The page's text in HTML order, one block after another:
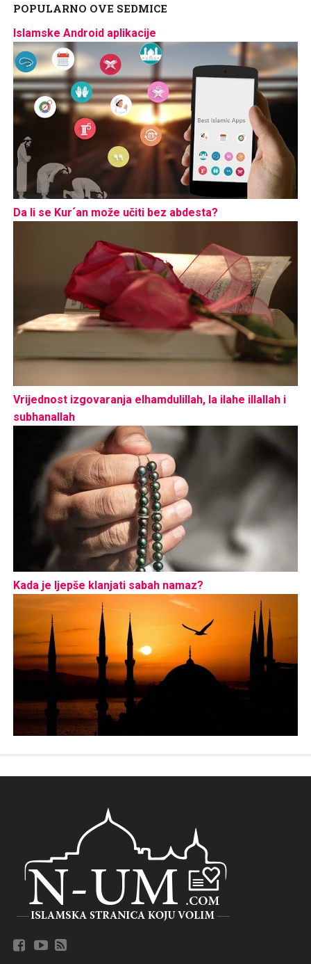
POPULARNO OVE SEDMICE
Islamske Android aplikacije
Da li se Kur´an može učiti bez abdesta?
Vrijednost izgovaranja elhamdulillah, la ilahe illallah i
subhanallah
Kada je ljepše klanjati sabah namaz?